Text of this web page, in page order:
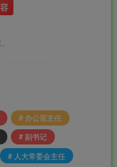
# 办公室主任
# 副书记
# 人大常委会主任